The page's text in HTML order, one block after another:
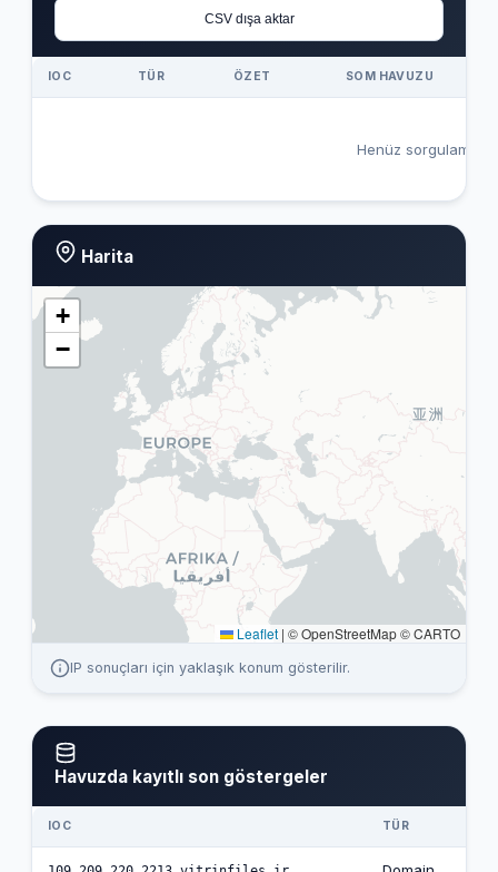
CSV dışa aktar
IOC TÜR ÖZET SOM HAVUZU
Henüz sorgulama
Harita
+
−
Leaflet | © OpenStreetMap © CARTO
IP sonuçları için yaklaşık konum gösterilir.
Havuzda kayıtlı son göstergeler
IOC TÜR